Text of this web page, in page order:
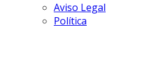
Aviso Legal
Política